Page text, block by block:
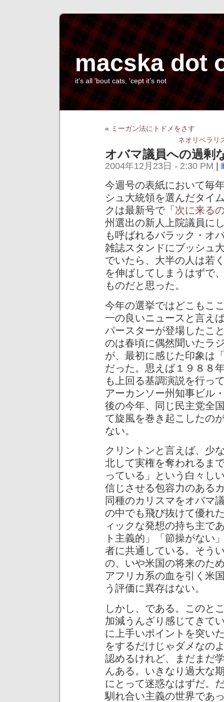
macska dot
it's all 'bout cats, 'cept it's not
« ミーガン法にトドメをさす
ネオリベラリ
オバマ議員への過剰
2004年12月23日 - 2:30 PM
今週号の表紙において毎
シュ大統領を選んだタイ
クは最新号で「 次に来る
州選出の新人上院議員に
も呼ばれるバラック・オ
雑誌スタンドにブッシュ
でいたら、大半の人は若
を伸ばしてしまうはずで
ものだと思った。
今年の選挙ではどこもこ
一の良いニュースと言え
パースターが登場したこ
のは春頃に偶然聞いたラ
が、最初に感じた印象は
だった。思えば１９８８
も上回る基調演説を行っ
アーカンソー州知事ビル
後の今年、同じ民主党全
て旋風を巻き起こしたの
ない。
クリントンと言えば、少
北して実権を奪われるま
っている」という白々し
信じさせる包容力のある
同種のカリスマをオバマ
の中でも飛び抜けて優れ
ィックな発想の持ち主で
ト主義的」「節操がない
者に共通している。そう
の、いや米国の将来のた
アフリカ系の血を引く米
う評価に異存はない。
しかし、である。このと
加減うんざり感じてきて
に上手いポイントを突い
をするだけじゃダメなの
認めるけれど、まだまだ
んある。いきなり過大な
にとって迷惑なはずだ。
馴れ合い主義の世界であ